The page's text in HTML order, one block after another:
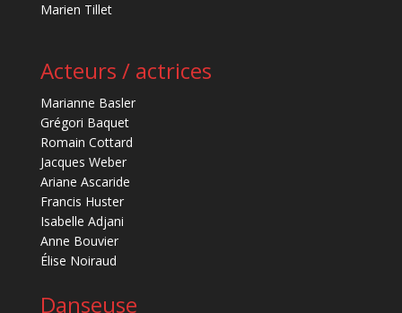
Marien Tillet
Acteurs / actrices
Marianne Basler
Grégori Baquet
Romain Cottard
Jacques Weber
Ariane Ascaride
Francis Huster
Isabelle Adjani
Anne Bouvier
Élise Noiraud
Danseuse